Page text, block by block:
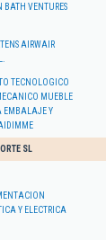
BATH VENTURES
AIRWAIR
TECNOLOGICO
MUEBLE
EMBALAJE Y
SL
Y ELECTRICA